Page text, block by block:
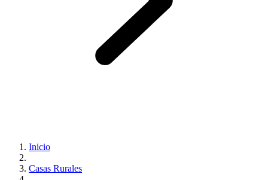
Inicio
Casas Rurales